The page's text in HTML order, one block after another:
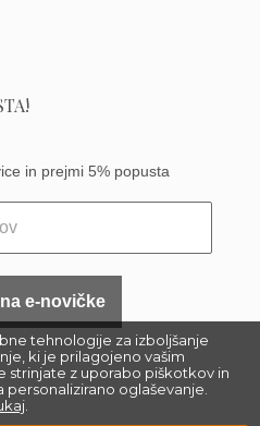
tehnologije za izboljšanje
ki je prilagojeno vašim
strinjate z uporabo piškotkov in
oglaševanje.
in prejmi 5% popusta
e-novičke